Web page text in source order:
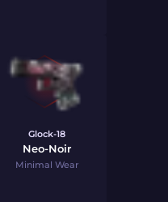
Glock-18
Neo-Noir
Minimal Wear